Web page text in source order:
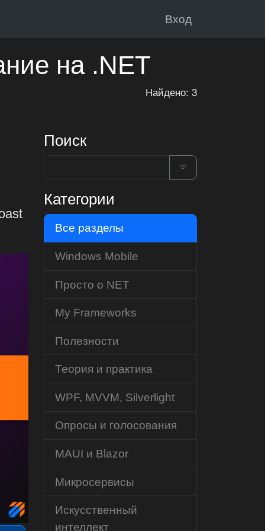
Вход
на .NET
Найдено: 3
Поиск
Категории
Все разделы
Windows Mobile
Просто о NET
My Frameworks
Полезности
Теория и практика
WPF, MVVM, Silverlight
Опросы и голосования
MAUI и Blazor
Микросервисы
Искусственный
интеллект